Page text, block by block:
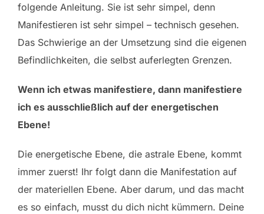
folgende Anleitung. Sie ist sehr simpel, denn
Manifestieren ist sehr simpel – technisch gesehen.
Das Schwierige an der Umsetzung sind die eigenen
Befindlichkeiten, die selbst auferlegten Grenzen.
Wenn ich etwas manifestiere, dann manifestiere
ich es ausschließlich auf der energetischen
Ebene!
Die energetische Ebene, die astrale Ebene, kommt
immer zuerst! Ihr folgt dann die Manifestation auf
der materiellen Ebene. Aber darum, und das macht
es so einfach, musst du dich nicht kümmern. Deine